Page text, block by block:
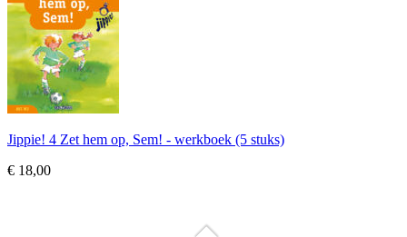
Jippie! 4 Zet hem op, Sem! - werkboek (5 stuks)
€ 18,00